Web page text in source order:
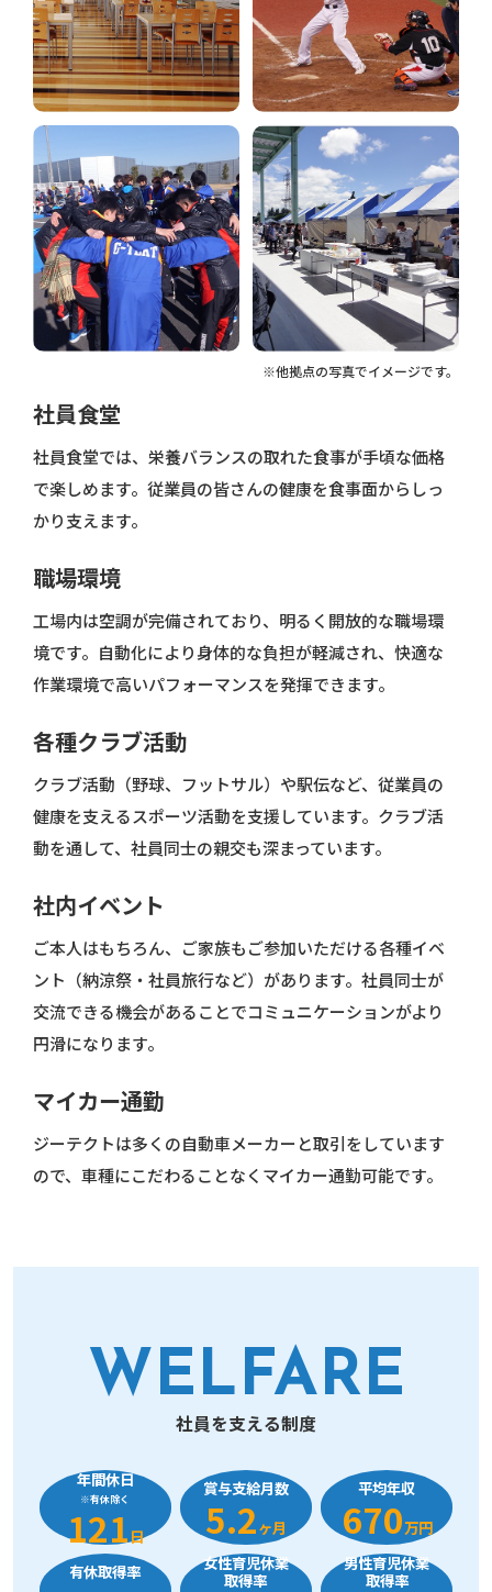
※他拠点の写真でイメージです。
社員食堂
社員食堂では、栄養バランスの取れた食事が手頃な価格
で楽しめます。従業員の皆さんの健康を食事面からしっ
かり支えます。
職場環境
工場内は空調が完備されており、明るく開放的な職場環
境です。自動化により身体的な負担が軽減され、快適な
作業環境で高いパフォーマンスを発揮できます。
各種クラブ活動
クラブ活動（野球、フットサル）や駅伝など、従業員の
健康を支えるスポーツ活動を支援しています。クラブ活
動を通して、社員同士の親交も深まっています。
社内イベント
ご本人はもちろん、ご家族もご参加いただける各種イベ
ント（納涼祭・社員旅行など）があります。社員同士が
交流できる機会があることでコミュニケーションがより
円滑になります。
マイカー通勤
ジーテクトは多くの自動車メーカーと取引をしています
ので、車種にこだわることなくマイカー通勤可能です。
WELFARE
社員を支える制度
年間休日
※有休除く
121日
賞与支給月数
5.2ヶ月
平均年収
670万円
有休取得率
女性育児休業
取得率
男性育児休業
取得率